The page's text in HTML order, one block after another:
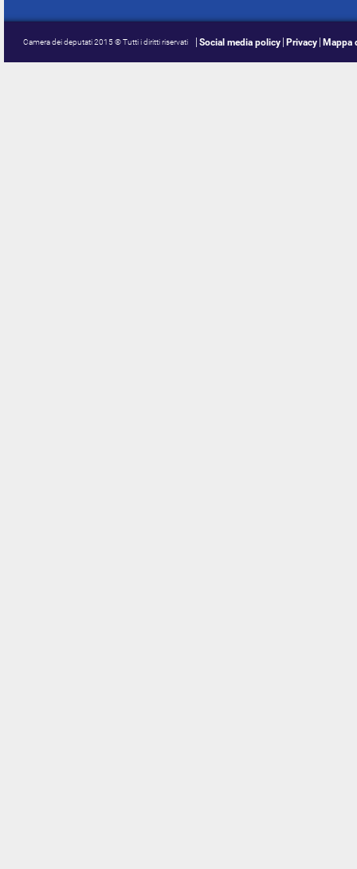
Camera dei deputati 2015 © Tutti i diritti riservati Social media policy Privacy Mappa